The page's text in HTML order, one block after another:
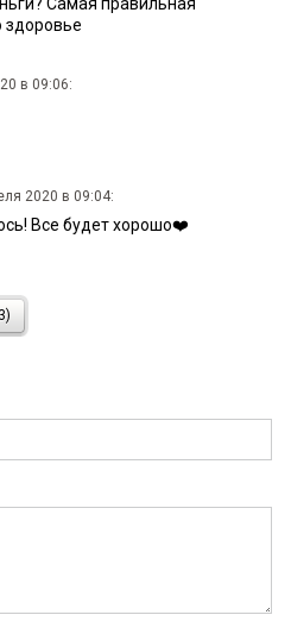
здоровье
в 09:06:
2020 в 09:04:
Все будет хорошо❤️
2020 в 08:09:
молодец ✊
в 07:52: